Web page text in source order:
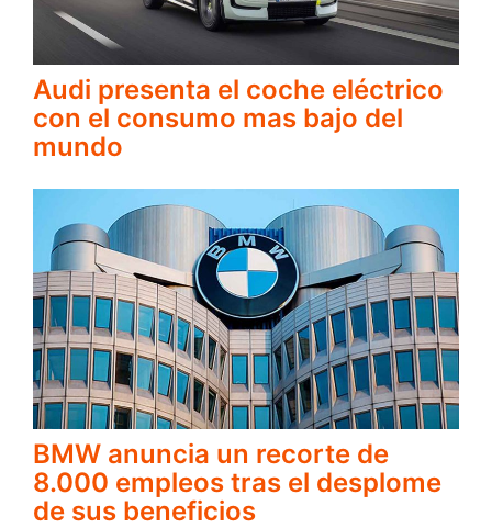
Audi presenta el coche eléctrico
con el consumo mas bajo del
mundo
BMW anuncia un recorte de
8.000 empleos tras el desplome
de sus beneficios